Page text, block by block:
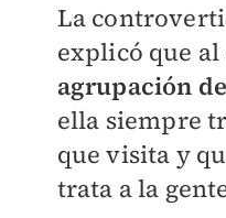
La
explicó que
agrupación
ella siempre
que visita y
trata a la